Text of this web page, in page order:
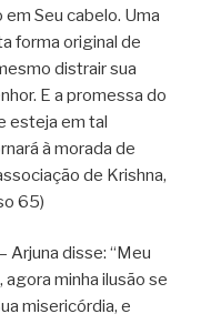
Seu cabelo. Uma
forma original de
distrair sua
E a promessa do
esteja em tal
à morada de
de Krishna,
65)
– Arjuna disse: “Meu
minha ilusão se
misericórdia, e